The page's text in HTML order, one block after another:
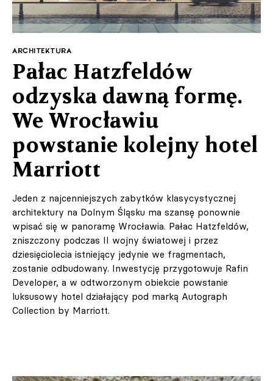
ARCHITEKTURA
Pałac Hatzfeldów
odzyska dawną formę.
We Wrocławiu
powstanie kolejny hotel
Marriott
Jeden z najcenniejszych zabytków klasycystycznej
architektury na Dolnym Śląsku ma szansę ponownie
wpisać się w panoramę Wrocławia. Pałac Hatzfeldów,
zniszczony podczas II wojny światowej i przez
dziesięciolecia istniejący jedynie we fragmentach,
zostanie odbudowany. Inwestycję przygotowuje Rafin
Developer, a w odtworzonym obiekcie powstanie
luksusowy hotel działający pod marką Autograph
Collection by Marriott.